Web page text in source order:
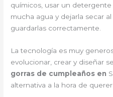
químicos, usar un detergente
mucha agua y dejarla secar
guardarlas correctamente.
La tecnología es muy
evolucionar, crear y diseñar
gorras de cumpleaños en
alternativa a la hora de